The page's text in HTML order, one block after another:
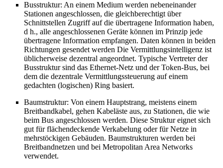
Busstruktur: An einem Medium werden nebeneinander
Stationen angeschlossen, die gleichberechtigt über
Schnittstellen Zugriff auf die übertragene Information haben,
d h., alle angeschlossenen Geräte können im Prinzip jede
übertragene Information empfangen. Daten können in beiden
Richtungen gesendet werden Die Vermittlungsintelligenz ist
üblicherweise dezentral angeordnet. Typische Vertreter der
Busstruktur sind das Ethernet-Netz und der Token-Bus, bei
dem die dezentrale Vermittlungssteuerung auf einem
gedachten (logischen) Ring basiert.
Baumstruktur: Von einem Hauptstrang, meistens einem
Breitbandkabel, gehen Kabeläste aus, zu Stationen, die wie
beim Bus angeschlossen werden. Diese Struktur eignet sich
gut für flächendeckende Verkabelung oder für Netze in
mehrstöckigen Gebäuden. Baumstrukturen werden bei
Breitbandnetzen und bei Metropolitan Area Networks
verwendet.